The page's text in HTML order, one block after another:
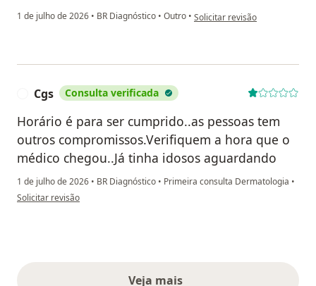
1 de julho de 2026 • BR Diagnóstico • Outro • na opinião do utilizador José
Solicitar revisão
Cgs Consulta verificada
Horário é para ser cumprido..as pessoas tem
outros compromissos.Verifiquem a hora que o
médico chegou..Já tinha idosos aguardando
1 de julho de 2026 • BR Diagnóstico • Primeira consulta Dermatologia •
na opinião do utilizador Cgs
Solicitar revisão
Veja mais